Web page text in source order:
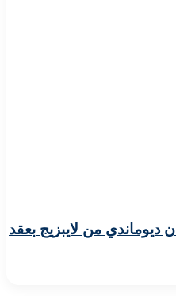
ديوماندي من لايبزيج بعقد